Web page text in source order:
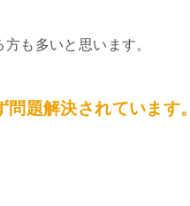
も多いと思います。
題解決されています。